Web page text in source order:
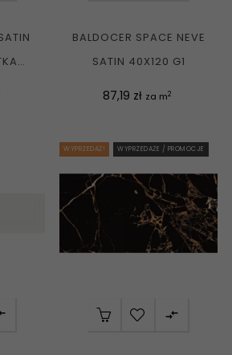
BALDOCER SPACE NEVE
SATIN 40X120 G1
Cena
87,19 zł za m2
WYPRZEDAŻ! WYPRZEDAŻE / PROMOCJE
